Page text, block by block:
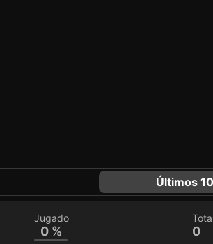
Últimos 10
Jugado
0 % 0